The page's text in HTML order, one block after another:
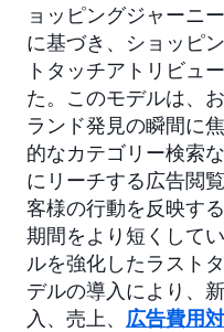
ョッピングジャーニ
に基づき、ショッピ
トタッチアトリビュ
た。このモデルは、
ランド発見の瞬間に
的なカテゴリー検索
にリーチする広告閲
客様の行動を反映す
期間をより短くして
ルを強化したラスト
デルの導入により、
入、売上、 広告費用